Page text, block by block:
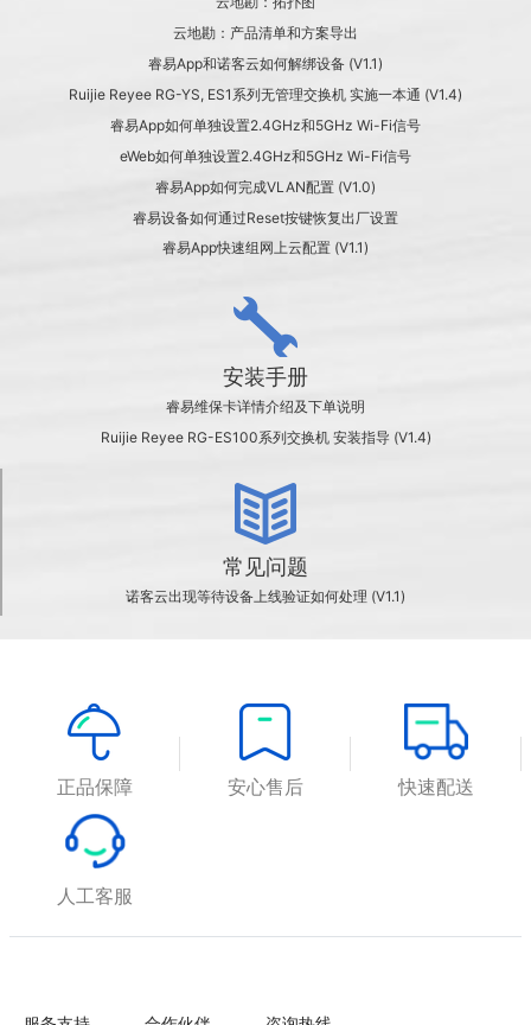
云地勘：产品清单和方案导出
睿易App和诺客云如何解绑设备 (V1.1)
Ruijie Reyee RG-YS, ES1系列无管理交换机 实施一本通 (V1.4)
睿易App如何单独设置2.4GHz和5GHz Wi-Fi信号
eWeb如何单独设置2.4GHz和5GHz Wi-Fi信号
睿易App如何完成VLAN配置 (V1.0)
睿易设备如何通过Reset按键恢复出厂设置
睿易App快速组网上云配置 (V1.1)
安装手册
睿易维保卡详情介绍及下单说明
Ruijie Reyee RG-ES100系列交换机 安装指导 (V1.4)
常见问题
诺客云出现等待设备上线验证如何处理 (V1.1)
正品保障 安心售后 快速配送
人工客服